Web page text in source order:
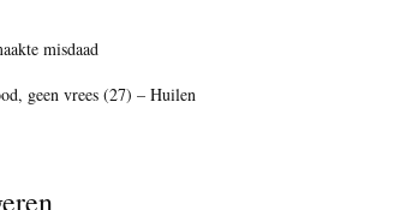
misdaad
geen vrees (27) – Huilen